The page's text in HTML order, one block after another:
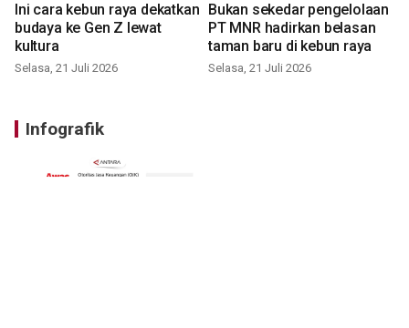
Ini cara kebun raya dekatkan
budaya ke Gen Z lewat
kultura
Selasa, 21 Juli 2026
Bukan sekedar pengelolaan
PT MNR hadirkan belasan
taman baru di kebun raya
Selasa, 21 Juli 2026
Infografik